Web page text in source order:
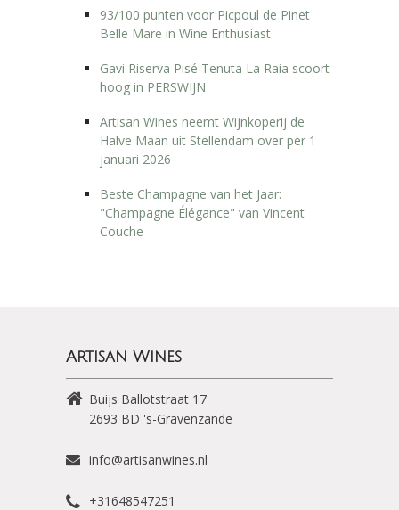
93/100 punten voor Picpoul de Pinet
Belle Mare in Wine Enthusiast
Gavi Riserva Pisé Tenuta La Raia scoort
hoog in PERSWIJN
Artisan Wines neemt Wijnkoperij de
Halve Maan uit Stellendam over per 1
januari 2026
Beste Champagne van het Jaar:
"Champagne Élégance" van Vincent
Couche
Artisan Wines
Buijs Ballotstraat 17
2693 BD 's-Gravenzande
info@artisanwines.nl
+31648547251